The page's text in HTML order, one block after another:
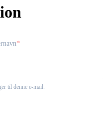
til denne e-mail.